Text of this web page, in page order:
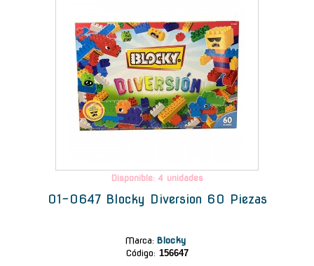
Disponible: 4 unidades
01-0647 Blocky Diversion 60 Piezas
Marca: Blocky
Código: 156647